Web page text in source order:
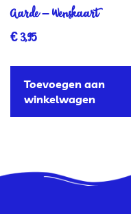
Aarde – Wenskaart
€3,95
Toevoegen aan
winkelwagen